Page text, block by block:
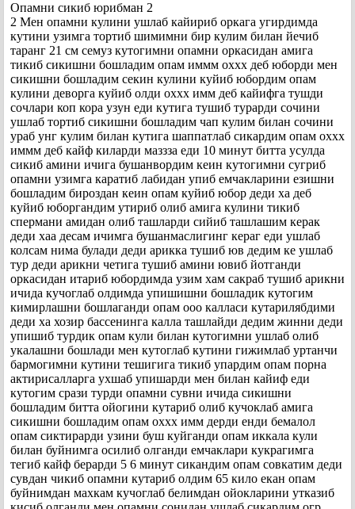
Опамни сикиб юрибман 2
2 Мен опамни кулини ушлаб кайириб оркага угирдимда
кутини узимга тортиб шимимни бир кулим билан йечиб
таранг 21 см семуз кутогимни опамни оркасидан амига
тикиб сикишни бошладим опам иммм оххх деб юборди мен
сикишни бошладим секин кулини куйиб юбордим опам
кулини деворга куйиб олди оххх имм деб кайифга тушди
сочлари коп кора узун еди кутига тушиб турарди сочини
ушлаб тортиб сикишни бошладим чап кулим билан сочини
ураб унг кулим билан кутига шаппатлаб сикардим опам оххх
иммм деб кайф киларди маззза еди 10 минут битта усулда
сикиб амини ичига бушанвордим кеин кутогимни сугриб
опамни узимга каратиб лабидан упиб емчакларини езишни
бошладим бироздан кеин опам куйиб юбор деди ха деб
куйиб юборгандим утириб олиб амига кулини тикиб
спермани амидан олиб ташларди сийиб ташлашим керак
деди хаа десам ичимга бушанмаслигинг кераг еди ушлаб
колсам нима булади деди арикка тушиб юв дедим ке ушлаб
тур деди арикни четига тушиб амини ювиб йотганди
оркасидан итариб юбордимда узим хам сакраб тушиб арикни
ичида кучоглаб олдимда упишишни бошладик кутогим
кимирлашни бошлаганди опам ооо калласи кутарилябдими
деди ха хозир бассенинга калла ташлайди дедим жинни деди
упишиб турдик опам кули билан кутогимни ушлаб олиб
укалашни бошлади мен кутоглаб кутини гижимлаб уртанчи
бармогимни кутини тешигига тикиб упардим опам порна
актирисалларга ухшаб упишарди мен билан кайиф еди
кутогим срази турди опамни сувни ичида сикишни
бошладим битта ойогини кутариб олиб кучоклаб амига
сикишни бошладим опам оххх имм дерди енди бемалол
опам сиктирарди узини буш куйганди опам иккала кули
билан буйнимга осилиб олганди емчаклари кукрагимга
тегиб кайф берарди 5 6 минут сикандим опам совкатим деди
сувдан чикиб опамни кутариб олдим 65 кило екан опам
буйнимдан махкам кучоглаб белимдан ойокларини утказиб